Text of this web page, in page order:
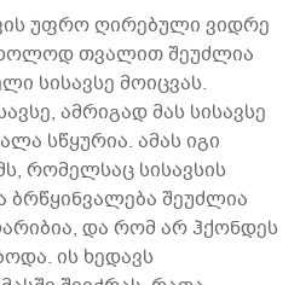
უფრო ღირებული ვიდრე
თვალით შეუძლია
სისავსე მოიცვას.
ამრიგად მას სისავსე
სწყურია. ამას იგი
რომელსაც სისავსის
ბრწყინვალება შეუძლია
და რომ არ ჰქონდეს
ის ხედავს